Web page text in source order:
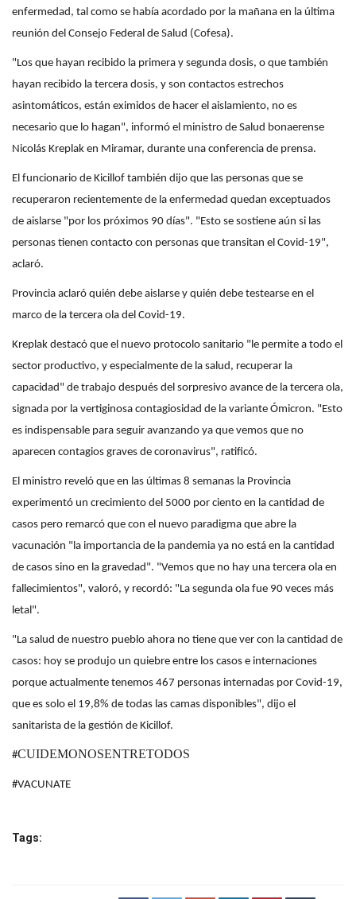
enfermedad, tal como se había acordado por la mañana en la última
reunión del Consejo Federal de Salud (Cofesa).
"Los que hayan recibido la primera y segunda dosis, o que también
hayan recibido la tercera dosis, y son contactos estrechos
asintomáticos, están eximidos de hacer el aislamiento, no es
necesario que lo hagan", informó el ministro de Salud bonaerense
Nicolás Kreplak en Miramar, durante una conferencia de prensa.
El funcionario de Kicillof también dijo que las personas que se
recuperaron recientemente de la enfermedad quedan exceptuados
de aislarse "por los próximos 90 días". "Esto se sostiene aún si las
personas tienen contacto con personas que transitan el Covid-19",
aclaró.
Provincia aclaró quién debe aislarse y quién debe testearse en el
marco de la tercera ola del Covid-19.
Kreplak destacó que el nuevo protocolo sanitario "le permite a todo el
sector productivo, y especialmente de la salud, recuperar la
capacidad" de trabajo después del sorpresivo avance de la tercera ola,
signada por la vertiginosa contagiosidad de la variante Ómicron. "Esto
es indispensable para seguir avanzando ya que vemos que no
aparecen contagios graves de coronavirus", ratificó.
El ministro reveló que en las últimas 8 semanas la Provincia
experimentó un crecimiento del 5000 por ciento en la cantidad de
casos pero remarcó que con el nuevo paradigma que abre la
vacunación "la importancia de la pandemia ya no está en la cantidad
de casos sino en la gravedad". "Vemos que no hay una tercera ola en
fallecimientos", valoró, y recordó: "La segunda ola fue 90 veces más
letal".
"La salud de nuestro pueblo ahora no tiene que ver con la cantidad de
casos: hoy se produjo un quiebre entre los casos e internaciones
porque actualmente tenemos 467 personas internadas por Covid-19,
que es solo el 19,8% de todas las camas disponibles", dijo el
sanitarista de la gestión de Kicillof.
#CUIDEMONOSENTRETODOS
#VACUNATE
Tags: